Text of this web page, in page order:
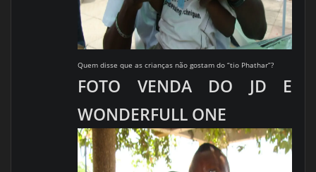
Quem disse que as crianças não gostam do “tio Phathar”?
FOTO VENDA DO JD E
WONDERFULL ONE